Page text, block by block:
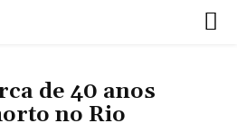
de 40 anos
no Rio